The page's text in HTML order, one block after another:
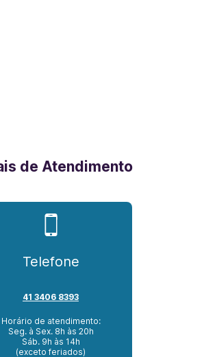
de Atendimento
Telefone
41 3406 8393
Horário de atendimento:
Seg. à Sex. 8h às 20h
Sáb. 9h às 14h
(exceto feriados)